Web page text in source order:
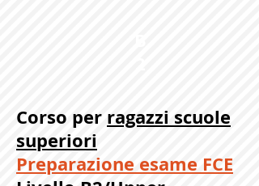
Corso per ragazzi scuole
superiori
Preparazione esame FCE